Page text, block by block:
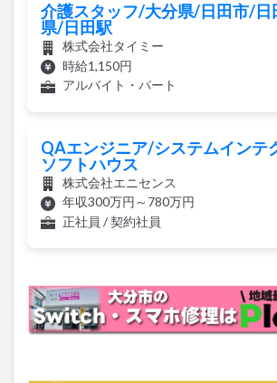
介護スタッフ/大分県/日田市/日
県/日田駅
株式会社タイミー
時給1,150円
アルバイト・パート
QAエンジニア/システムインテ
ソフトハウス
株式会社エニセンス
年収300万円～780万円
正社員 / 契約社員